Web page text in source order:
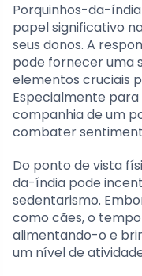
Porquinhos-da-
papel significativo
seus donos. A
pode fornecer uma
elementos cruciais
Especialmente para
companhia de um
combater
Do ponto de vista
da-índia pode
sedentarismo.
como cães, o
alimentando-o e
um nível de